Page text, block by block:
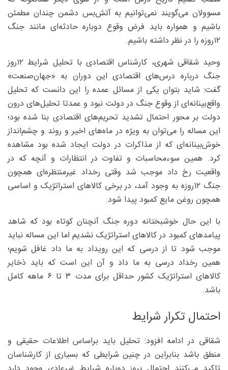
مسوولان می‌گویند نمی‌توانیم به آتش‌بس دشمن چندان مطمئن
باشیم و همواره باید فرض وقوع دوباره حادثه‌ای مانند جنگ
۱۲روزه را در نظر داشته باشیم.
وحید شقاقی شهری، کارشناس اقتصادی با تحلیل شرایط ۱۲روز
جنگ درباره درس‌های اقتصادی این دوران به «جهان‌صنعت»
گفت: شاید بتوان یکی از مسائل عمده را این دانست که تحلیل
واقع‌بینانه‌ای از وقوع جنگ در دولت نبود و عمدتا تحلیل‌های درون
دولت بر محور احتمال تشدید تحریم‌های اقتصادی بنا شده بود؛
این مساله را می‌توان به ویژه در ماه‌های اخیر و روند و چشم‌انداز
خوش‌بینانه‌ای که از مذاکرات در دولت ایجاد شده بود مشاهده
کرد. همین سوء‌محاسبات و تفاوت در انتظارات و آنچه که در
واقعیت رخ داد موجب ‌شد وقتی رخداد غیرمنتظره‌ای همچون
جنگ ۱۲روزه به وجود آمد، در برخی کالاهای استراتژیک و اساسی
همچون روغن مایع کمبود پیدا شود.
با این حال خوشبختانه دوره جنگ آنچنان کوتاه بود که شاهد
پیامدهای کمبود در کالاهای استراتژیک نشدیم اما این مساله نباید
موجب شود تا از درسی که این رویداد به ما داد غافل شویم؛
همین رخداد درسی به ما داد و آن این است که باید ذخایر
کالاهای استراتژیک کشور حداقل برای مدت ۳ تا ۶ ماهه کامل
باشد.
احتمال تکرار شرایط
شقاقی در ادامه افزود: تحلیل باید براساس اطلاعات حقیقی و
منطق باشد بنابراین در چنین شرایطی که بسیاری از کارشناسان